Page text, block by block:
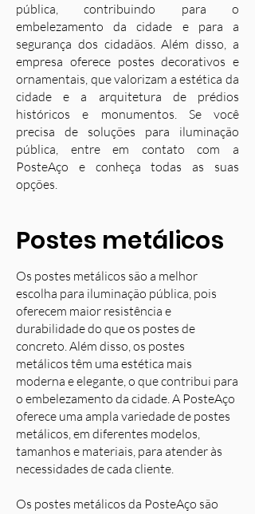
pública, contribuindo para o
embelezamento da cidade e para a
segurança dos cidadãos. Além disso, a
empresa oferece postes decorativos e
ornamentais, que valorizam a estética da
cidade e a arquitetura de prédios
históricos e monumentos. Se você
precisa de soluções para iluminação
pública, entre em contato com a
PosteAço e conheça todas as suas
opções.
Postes metálicos
Os postes metálicos são a melhor
escolha para iluminação pública, pois
oferecem maior resistência e
durabilidade do que os postes de
concreto. Além disso, os postes
metálicos têm uma estética mais
moderna e elegante, o que contribui para
o embelezamento da cidade. A PosteAço
oferece uma ampla variedade de postes
metálicos, em diferentes modelos,
tamanhos e materiais, para atender às
necessidades de cada cliente.
Os postes metálicos da PosteAço são